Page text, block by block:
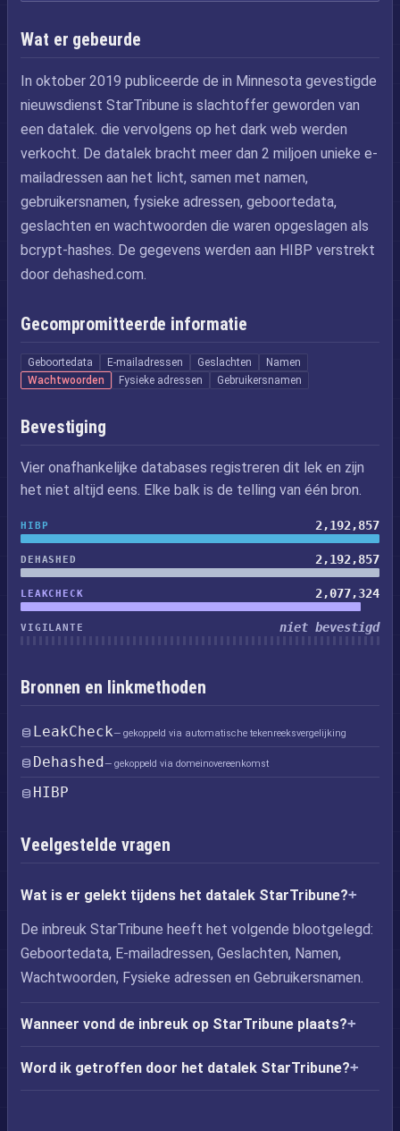
Wat er gebeurde
In oktober 2019 publiceerde de in Minnesota gevestigde
nieuwsdienst StarTribune is slachtoffer geworden van
een datalek. die vervolgens op het dark web werden
verkocht. De datalek bracht meer dan 2 miljoen unieke e-
mailadressen aan het licht, samen met namen,
gebruikersnamen, fysieke adressen, geboortedata,
geslachten en wachtwoorden die waren opgeslagen als
bcrypt-hashes. De gegevens werden aan HIBP verstrekt
door dehashed.com.
Gecompromitteerde informatie
Geboortedata E-mailadressen Geslachten
Namen
Wachtwoorden
Fysieke adressen Gebruikersnamen
Bevestiging
Vier onafhankelijke databases registreren dit lek en zijn
het niet altijd eens. Elke balk is de telling van één bron.
HIBP 2,192,857
DEHASHED 2,192,857
LEAKCHECK 2,077,324
VIGILANTE niet bevestigd
Bronnen en linkmethoden
LeakCheck— gekoppeld via automatische tekenreeksvergelijking
Dehashed— gekoppeld via domeinovereenkomst
HIBP
Veelgestelde vragen
Wat is er gelekt tijdens het datalek StarTribune?
De inbreuk StarTribune heeft het volgende blootgelegd:
Geboortedata, E-mailadressen, Geslachten, Namen,
Wachtwoorden, Fysieke adressen en Gebruikersnamen.
Wanneer vond de inbreuk op StarTribune plaats?
Word ik getroffen door het datalek StarTribune?